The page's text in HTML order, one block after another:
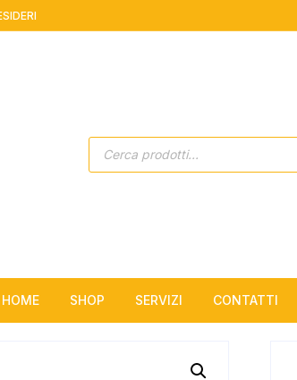
Products
search
HOME SHOP SERVIZI CONTATTI